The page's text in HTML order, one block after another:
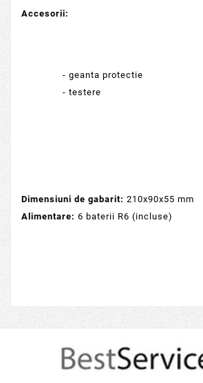
Accesorii:
- geanta protectie
- testere
Dimensiuni de gabarit: 210x90x55 mm
Alimentare: 6 baterii R6 (incluse)